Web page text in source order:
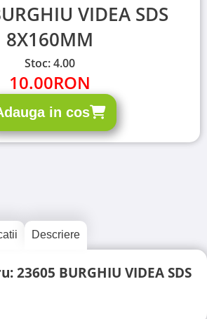
VIDEA SDS
8X160MM
Stoc: 4.00
10.00RON
in cos
Descriere
23605 BURGHIU VIDEA SDS